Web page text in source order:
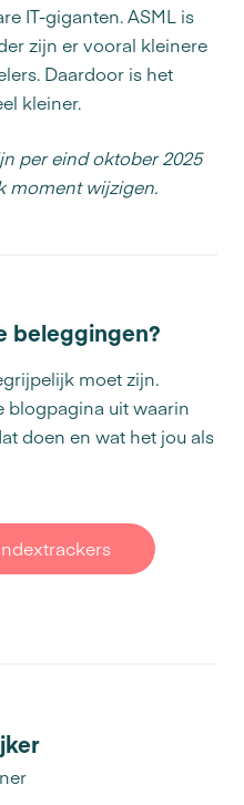
IT-giganten. ASML is
zijn er vooral kleinere
Daardoor is het
kleiner.
per eind oktober 2025
moment wijzigen.
beleggingen?
moet zijn.
blogpagina uit waarin
doen en wat het jou als